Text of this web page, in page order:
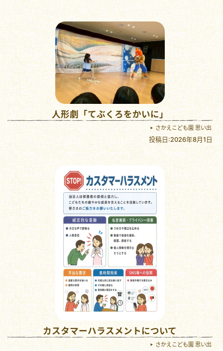
人形劇「てぶくろをかいに」
さかえこども園 思い出
投稿日:2026年8月1日
カスタマーハラスメントについて
さかえこども園 思い出